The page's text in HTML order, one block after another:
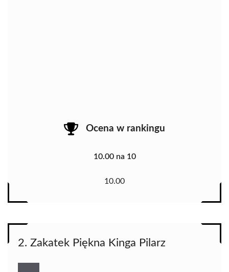
Ocena w rankingu
10.00 na 10
10.00
2. Zakatek Piękna Kinga Pilarz